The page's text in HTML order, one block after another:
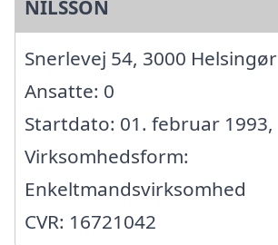
NILSSON
Snerlevej 54, 3000 Helsingør
Ansatte: 0
Startdato: 01. februar 1993,
Virksomhedsform:
Enkeltmandsvirksomhed
CVR: 16721042